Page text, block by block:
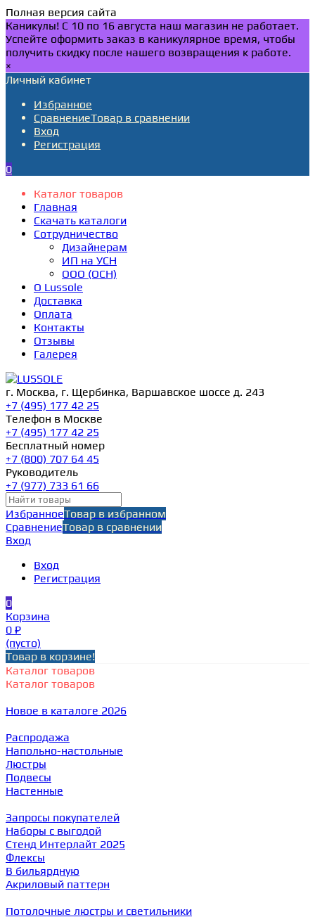
Полная версия сайта
Каникулы! С 10 по 16 августа наш магазин не работает.
Успейте оформить заказ в каникулярное время, чтобы
получить скидку после нашего возвращения к работе.
×
Личный кабинет
Избранное
СравнениеТовар в сравнении
Вход
Регистрация
0
Каталог товаров
Главная
Скачать каталоги
Сотрудничество
Дизайнерам
ИП на УСН
ООО (ОСН)
О Lussole
Доставка
Оплата
Контакты
Отзывы
Галерея
г. Москва, г. Щербинка, Варшавское шоссе д. 243
+7 (495) 177 42 25
Телефон в Москве
+7 (495) 177 42 25
Бесплатный номер
+7 (800) 707 64 45
Руководитель
+7 (977) 733 61 66
ИзбранноеТовар в избранном
СравнениеТовар в сравнении
Вход
Вход
Регистрация
0
Корзина
0 ₽
(пусто)
Товар в корзине!
Каталог товаров
Каталог товаров
Новое в каталоге 2026
Распродажа
Напольно-настольные
Люстры
Подвесы
Настенные
Запросы покупателей
Наборы с выгодой
Стенд Интерлайт 2025
Флексы
В бильярдную
Акриловый паттерн
Потолочные люстры и светильники